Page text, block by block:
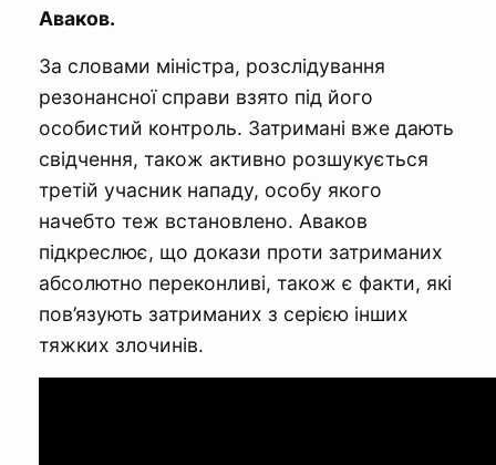
Аваков.
За словами міністра, розслідування
резонансної справи взято під його
особистий контроль. Затримані вже дають
свідчення, також активно розшукується
третій учасник нападу, особу якого
начебто теж встановлено. Аваков
підкреслює, що докази проти затриманих
абсолютно переконливі, також є факти, які
пов’язують затриманих з серією інших
тяжких злочинів.